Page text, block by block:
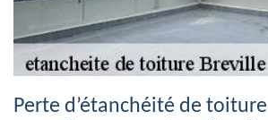
Perte d’étanchéité de